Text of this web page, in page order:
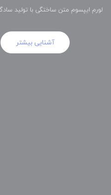
لورم ایپسوم متن ساختگی با تولید
آشنایی بیشتر